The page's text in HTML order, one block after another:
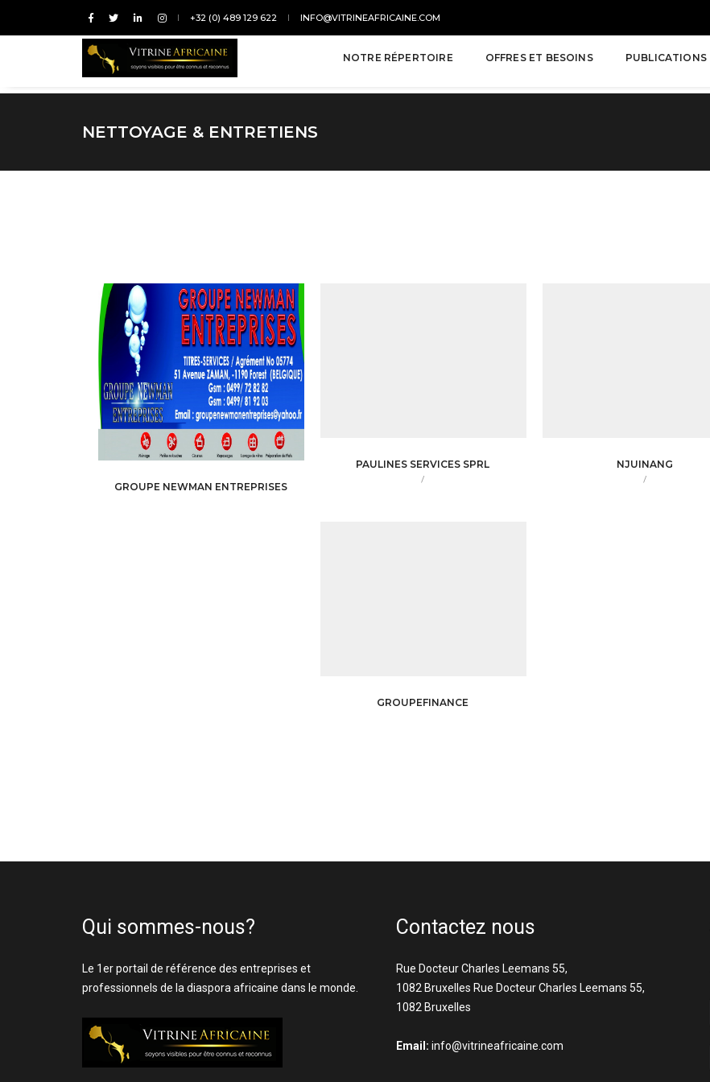
+32 (0) 489 129 622 INFO@VITRINEAFRICAINE.COM
NOTRE RÉPERTOIRE OFFRES ET BESOINS PUBLICATIONS
NETTOYAGE & ENTRETIENS
GROUPE NEWMAN ENTREPRISES
PAULINES SERVICES SPRL
/
NJUINANG
/
GROUPEFINANCE
Qui sommes-nous?
Le 1er portail de référence des entreprises et
professionnels de la diaspora africaine dans le monde.
Contactez nous
Rue Docteur Charles Leemans 55,
1082 Bruxelles Rue Docteur Charles Leemans 55,
1082 Bruxelles
Email: info@vitrineafricaine.com